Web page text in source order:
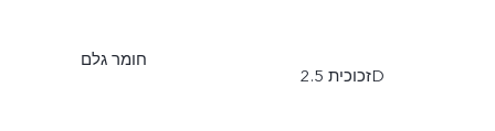
חומר גלם
זכוכית 2.5D